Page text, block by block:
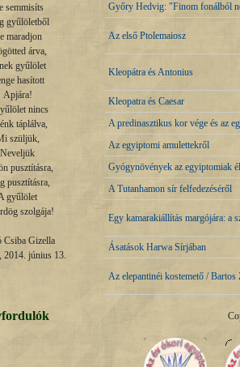
semmisíts
gyűlöletből
maradjon
árva,
gyűlölet
hasított
Apjára!
nincs
táplálva,
szüljük,
Neveljük
pusztításra,
pusztításra,
gyűlölet
szolgája!
Csiba Gizella
2014. június 13.
Győry Hedvig: "Finom fonálból
Az első Ptolemaiosz
Kleopátra és Antonius
Kleopatra és Caesar
A predinasztikus kor vége és az
Az egyiptomi amulettekről
Gyógynövények az egyiptomiak
A Tutanhamon sír felfedezéséről
Egy kamarakiállítás margójára: a
Ásatások Harwa Sírjában
Az elepantinéi kostemető / Bartos